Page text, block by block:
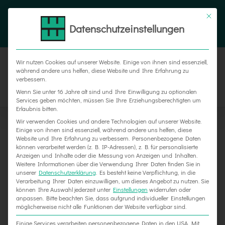
Zum
FacebookInstagram
Xing
KFZ-Beschriftung für Küchen Neumann
Datenschutzeinstellungen
Wir nutzen Cookies auf unserer Website. Einige von ihnen sind essenziell,
während andere uns helfen, diese Website und Ihre Erfahrung zu
verbessern.
Wenn Sie unter 16 Jahre alt sind und Ihre Einwilligung zu optionalen
Services geben möchten, müssen Sie Ihre Erziehungsberechtigten um
Erlaubnis bitten.
Wir verwenden Cookies und andere Technologien auf unserer Website.
Einige von ihnen sind essenziell, während andere uns helfen, diese
Website und Ihre Erfahrung zu verbessern. Personenbezogene Daten
können verarbeitet werden (z. B. IP-Adressen), z. B. für personalisierte
Anzeigen und Inhalte oder die Messung von Anzeigen und Inhalten.
Weitere Informationen über die Verwendung Ihrer Daten finden Sie in
unserer Datenschutzerklärung Es besteht keine Verpflichtung, in die
Verarbeitung Ihrer Daten einzuwilligen, um dieses Angebot zu nutzen. Sie
können Ihre Auswahl jederzeit unter Einstellungen widerrufen oder
anpassen. Bitte beachten Sie, dass aufgrund individueller Einstellungen
möglicherweise nicht alle Funktionen der Website verfügbar sind.
Einige Services verarbeiten personenbezogene Daten in den USA. Mit